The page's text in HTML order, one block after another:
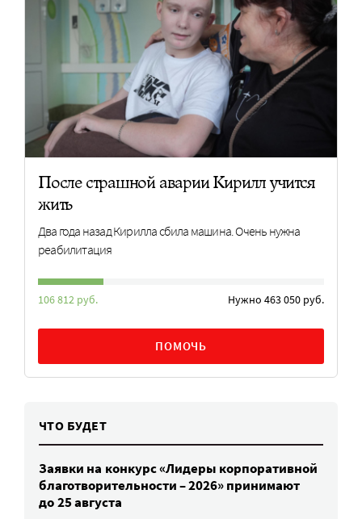
После страшной аварии Кирилл учится
жить
Два года назад Кирилла сбила машина. Очень нужна
реабилитация
106 812 руб. Нужно 463 050 руб.
ПОМОЧЬ
ЧТО БУДЕТ
Заявки на конкурс «Лидеры корпоративной
благотворительности – 2026» принимают
до 25 августа